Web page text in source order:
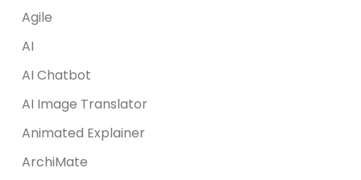
Agile
AI
AI Chatbot
AI Image Translator
Animated Explainer
ArchiMate